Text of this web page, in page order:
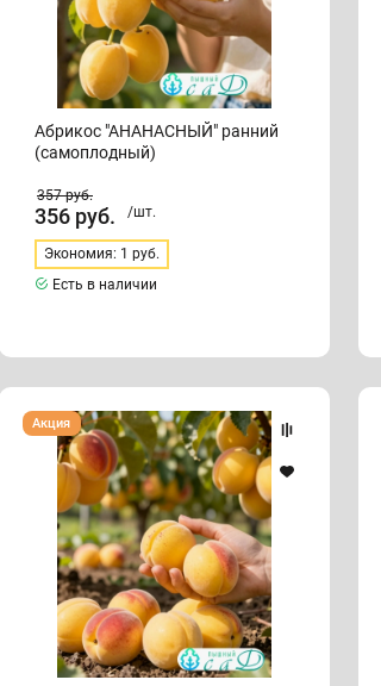
Абрикос "АНАНАСНЫЙ" ранний
(самоплодный)
357руб.
356 руб. /шт.
Экономия: 1 руб.
Есть в наличии
Абрикос
"ВЕЛЛИНГТОН"
поздний,
самоплодный
Акция